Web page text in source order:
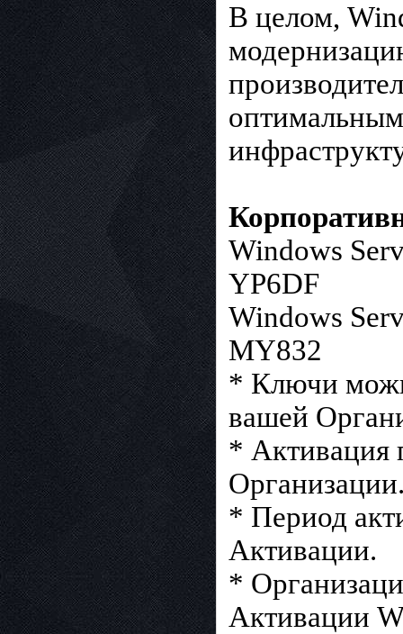
В целом,
Windows
YP6DF
Windows
MY832
* Ключи
вашей
* Активация
* Период
Активации.
*
Активации